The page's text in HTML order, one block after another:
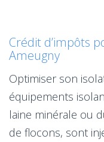
Crédit d’impôts
Ameugny
Optimiser son
équipements
laine minérale ou
de flocons, sont